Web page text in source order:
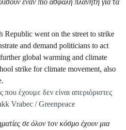
που έχουμε δεν είναι απεριόριστες
Vrabec / Greenpeace
σε όλον τον κόσμο έχουν μια